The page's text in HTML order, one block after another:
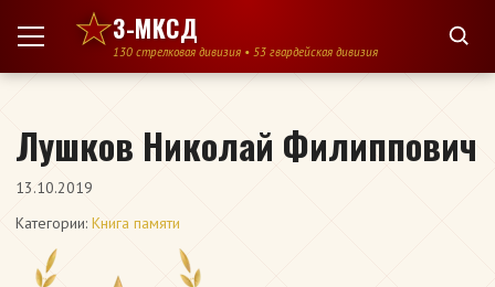
Перейти к содержимому
3-МКСД
130 стрелковая дивизия • 53 гвардейская дивизия
Лушков Николай Филиппович
13.10.2019
Категории: Книга памяти